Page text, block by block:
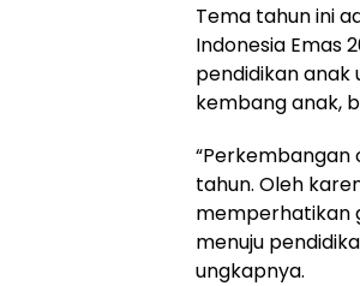
Tema tahun ini
Indonesia Emas
pendidikan anak
kembang anak,
“Perkembangan
tahun. Oleh
memperhatikan
menuju
ungkapnya.